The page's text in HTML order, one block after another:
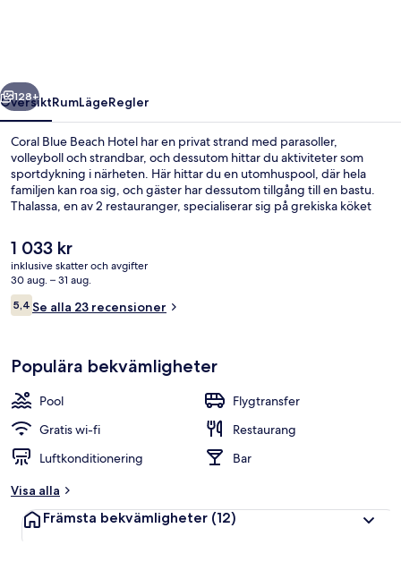
Nästa
128+
ÖversiktRumLägeRegler
Coral Blue Beach Hotel har en privat strand med parasoller,
volleyboll och strandbar, och dessutom hittar du aktiviteter som
sportdykning i närheten. Här hittar du en utomhuspool, där hela
familjen kan roa sig, och gäster har dessutom tillgång till en bastu.
Thalassa, en av 2 restauranger, specialiserar sig på grekiska köket
bar vid poolen och en snackbar/deli.
Det
nuvarande
priset
är
1 033 kr
1 033 kr
inklusive skatter och avgifter
30 aug. – 31 aug.
Recensioner
5,45,4 av 10,
Se alla 23 recensioner
Populära bekvämligheter
Pool
Flygtransfer
Gratis wi-fi
Restaurang
Luftkonditionering
Bar
Visa alla
Främsta bekvämligheter (12)